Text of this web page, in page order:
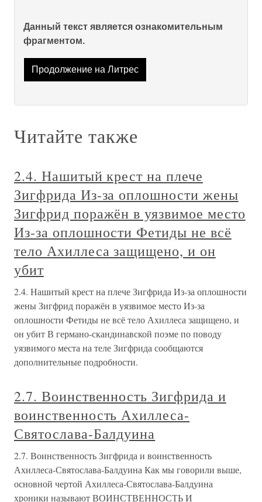
Данный текст является ознакомительным
фрагментом.
Продолжение на Литрес
Читайте также
2.4. Нашитый крест на плече
Зигфрида Из-за оплошности жены
Зигфрид поражён в уязвимое место
Из-за оплошности Фетиды не всё
тело Ахиллеса защищено, и он
убит
2.4. Нашитый крест на плече Зигфрида Из-за оплошности
жены Зигфрид поражён в уязвимое место Из-за
оплошности Фетиды не всё тело Ахиллеса защищено, и
он убит В германо-скандинавской поэме по поводу
уязвимого места на теле Зигфрида сообщаются
дополнительные подробности.
2.7. Воинственность Зигфрида и
воинственность Ахиллеса-
Святослава-Балдуина
2.7. Воинственность Зигфрида и воинственность
Ахиллеса-Святослава-Балдуина Как мы говорили выше,
основной чертой Ахиллеса-Святослава-Балдуина
хроники называют ВОИНСТВЕННОСТЬ И